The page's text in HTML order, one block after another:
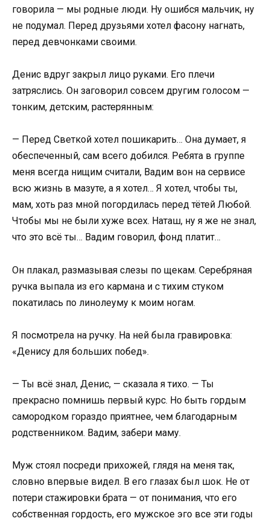
говорила — мы родные люди. Ну ошибся мальчик, ну
не подумал. Перед друзьями хотел фасону нагнать,
перед девчонками своими.
Денис вдруг закрыл лицо руками. Его плечи
затряслись. Он заговорил совсем другим голосом —
тонким, детским, растерянным:
— Перед Светкой хотел пошикарить… Она думает, я
обеспеченный, сам всего добился. Ребята в группе
меня всегда нищим считали, Вадим вон на сервисе
всю жизнь в мазуте, а я хотел… Я хотел, чтобы ты,
мам, хоть раз мной погордилась перед тётей Любой.
Чтобы мы не были хуже всех. Наташ, ну я же не знал,
что это всё ты… Вадим говорил, фонд платит…
Он плакал, размазывая слезы по щекам. Серебряная
ручка выпала из его кармана и с тихим стуком
покатилась по линолеуму к моим ногам.
Я посмотрела на ручку. На ней была гравировка:
«Денису для больших побед».
— Ты всё знал, Денис, — сказала я тихо. — Ты
прекрасно помнишь первый курс. Но быть гордым
самородком гораздо приятнее, чем благодарным
родственником. Вадим, забери маму.
Муж стоял посреди прихожей, глядя на меня так,
словно впервые видел. В его глазах был шок. Не от
потери стажировки брата — от понимания, что его
собственная гордость, его мужское эго все эти годы